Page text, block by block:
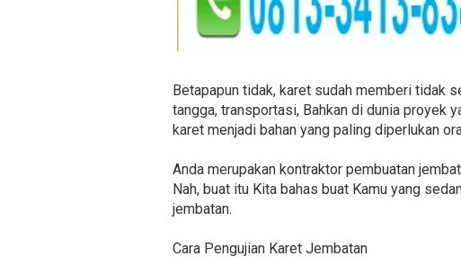
Betapapun tidak, karet sudah memberi tidak
tangga, transportasi, Bahkan di dunia proyek
karet menjadi bahan yang paling diperlukan
Anda merupakan kontraktor pembuatan
Nah, buat itu Kita bahas buat Kamu yang
jembatan.
Cara Pengujian Karet Jembatan